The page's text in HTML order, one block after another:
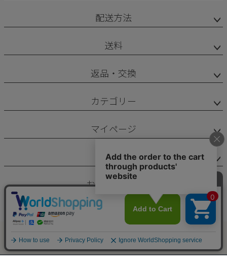
HOME ペーパーグラス 老眼鏡 サングラス アウトレット
ペー
ップ
配送方法
送料
返品・交換
カテゴリー
マイページ
サポート
お問い合わせ
会社概要